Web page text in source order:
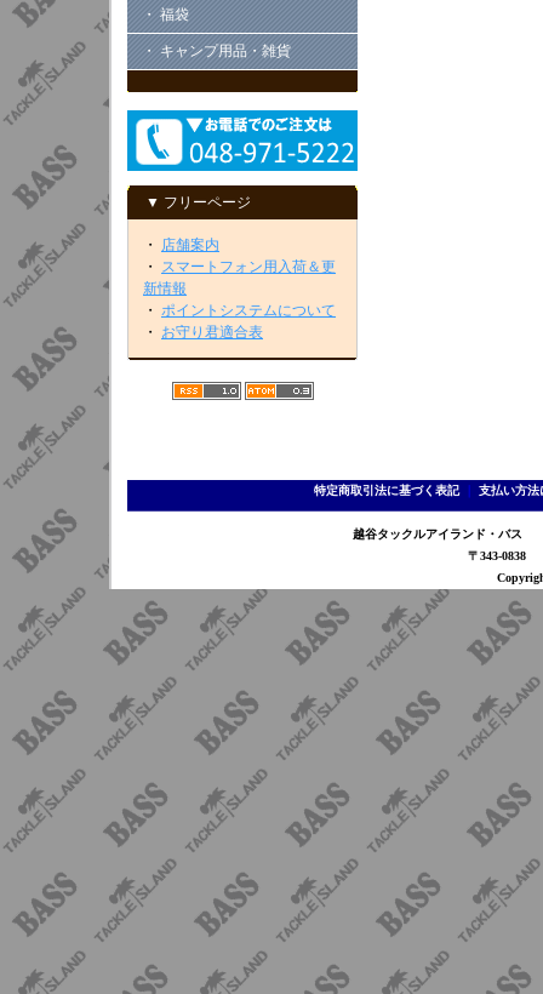
・ 福袋
・ キャンプ用品・雑貨
▼ フリーページ
・ 店舗案内
・ スマートフォン用入荷＆更
新情報
・ ポイントシステムについて
・ お守り君適合表
特定商取引法に基づく表記｜ 支払い方法
越谷タックルアイランド・バ
〒343-0838